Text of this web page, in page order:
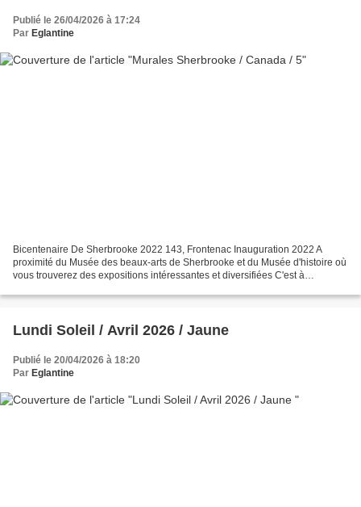
Publié le 26/04/2026 à 17:24
Par Eglantine
Bicentenaire De Sherbrooke 2022 143, Frontenac Inauguration 2022 A
proximité du Musée des beaux-arts de Sherbrooke et du Musée d'histoire où
vous trouverez des expositions intéressantes et diversifiées C'est à
Lundi Soleil / Avril 2026 / Jaune
Publié le 20/04/2026 à 18:20
Par Eglantine